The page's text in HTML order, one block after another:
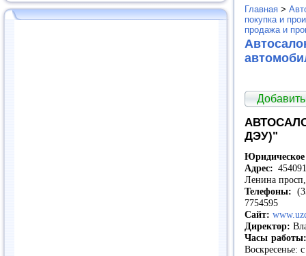
Главная >
покупка и
продажа и
ДЭУ)"
Юридическое
Адрес:
Ленина
Телефоны:
7754595
Сайт:
Директор:
Часы работы:
Воскресенье: